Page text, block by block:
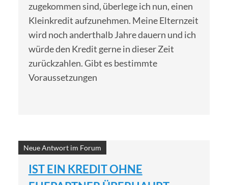
zugekommen sind, überlege ich nun, einen
Kleinkredit aufzunehmen. Meine Elternzeit
wird noch anderthalb Jahre dauern und ich
würde den Kredit gerne in dieser Zeit
zurückzahlen. Gibt es bestimmte
Voraussetzungen
Neue Antwort im Forum
IST EIN KREDIT OHNE